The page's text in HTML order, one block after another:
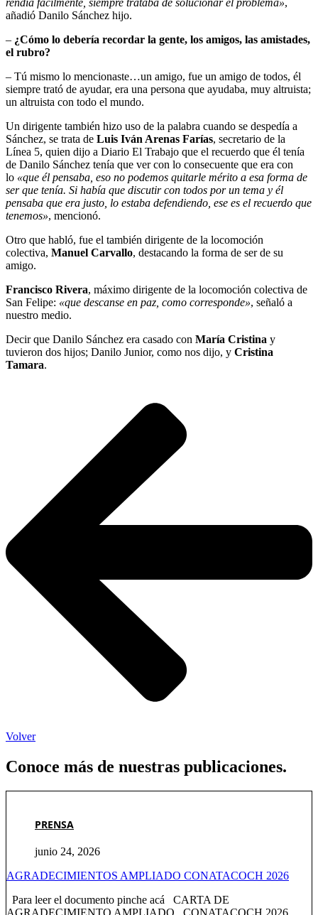
añadió Danilo Sánchez hijo.
– ¿Cómo lo debería recordar la gente, los amigos, las amistades,
el rubro?
– Tú mismo lo mencionaste…un amigo, fue un amigo de todos, él
siempre trató de ayudar, era una persona que ayudaba, muy altruista;
un altruista con todo el mundo.
Un dirigente también hizo uso de la palabra cuando se despedía a
Sánchez, se trata de Luis Iván Arenas Farías, secretario de la
Línea 5, quien dijo a Diario El Trabajo que el recuerdo que él tenía
de Danilo Sánchez tenía que ver con lo consecuente que era con
lo «que él pensaba, eso no podemos quitarle mérito a esa forma de
ser que tenía. Si había que discutir con todos por un tema y él
pensaba que era justo, lo estaba defendiendo, ese es el recuerdo que
tenemos», mencionó.
Otro que habló, fue el también dirigente de la locomoción
colectiva, Manuel Carvallo, destacando la forma de ser de su
amigo.
Francisco Rivera, máximo dirigente de la locomoción colectiva de
San Felipe: «que descanse en paz, como corresponde», señaló a
nuestro medio.
Decir que Danilo Sánchez era casado con María Cristina y
tuvieron dos hijos; Danilo Junior, como nos dijo, y Cristina
Tamara.
Volver
Conoce más de nuestras publicaciones.
PRENSA
junio 24, 2026
AGRADECIMIENTOS AMPLIADO CONATACOCH 2026
Para leer el documento pinche acá CARTA DE